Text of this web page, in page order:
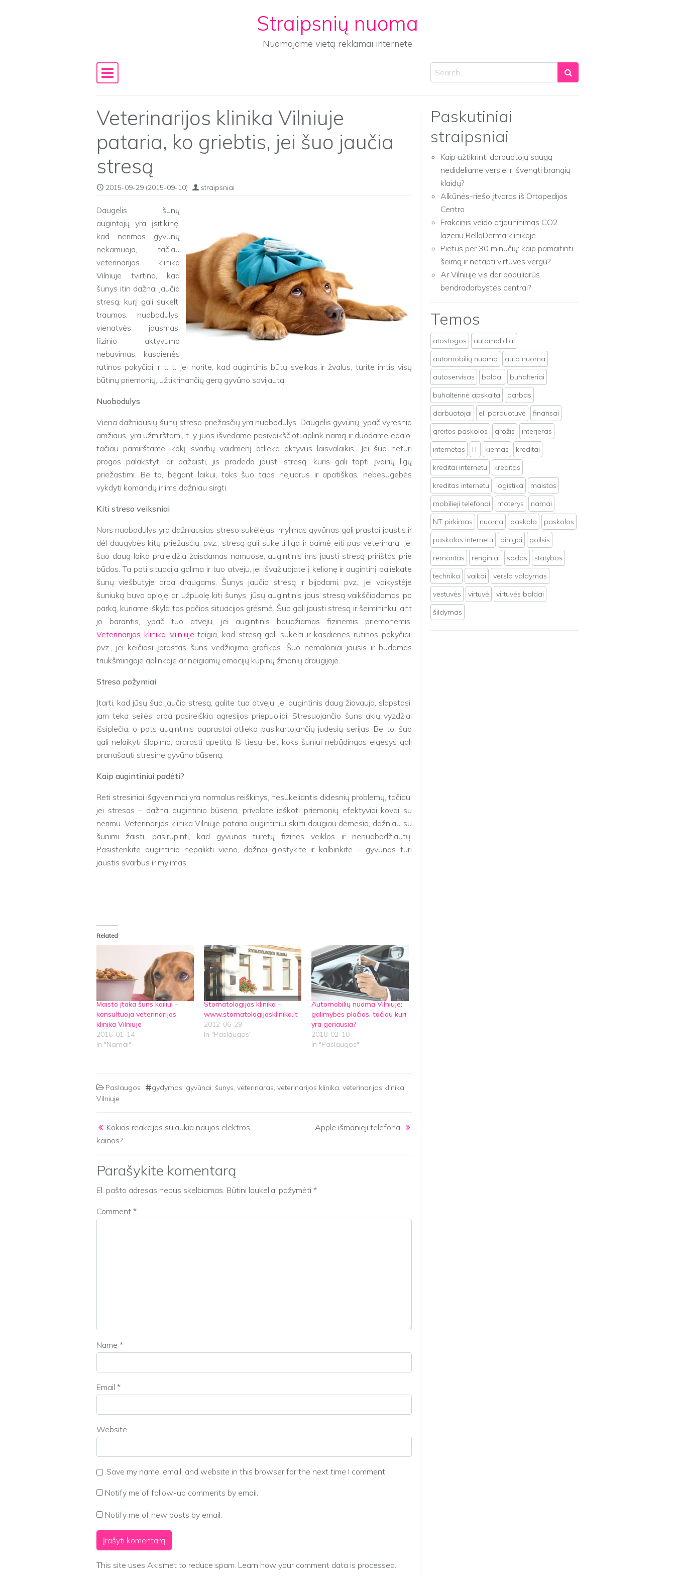
Straipsnių nuoma
Nuomojame vietą reklamai internete
Main Navigation
Search
Veterinarijos klinika Vilniuje
pataria, ko griebtis, jei šuo jaučia
stresą
2015-09-29 (2015-09-10) straipsniai
Daugelis šunų
augintojų yra įsitikinę,
kad nerimas gyvūnų
nekamuoja, tačiau
veterinarijos klinika
Vilniuje tvirtina, kad
šunys itin dažnai jaučia
stresą, kurį gali sukelti
traumos, nuobodulys,
vienatvės jausmas,
fizinio aktyvumo
nebuvimas, kasdienės
rutinos pokyčiai ir t. t. Jei norite, kad augintinis būtų sveikas ir žvalus, turite imtis visų
būtinų priemonių, užtikrinančių gerą gyvūno savijautą.
Nuobodulys
Viena dažniausių šunų streso priežasčių yra nuobodulys. Daugelis gyvūnų, ypač vyresnio
amžiaus, yra užmirštami, t. y. juos išvedame pasivaikščioti aplink namą ir duodame ėdalo,
tačiau pamirštame, kokį svarbų vaidmenį atlieka aktyvus laisvalaikis. Jei šuo neturi
progos palakstyti ar pažaisti, jis pradeda jausti stresą, kuris gali tapti įvairių ligų
priežastimi. Be to, bėgant laikui, toks šuo taps nejudrus ir apatiškas, nebesugebės
vykdyti komandų ir ims dažniau sirgti.
Kiti streso veiksniai
Nors nuobodulys yra dažniausias streso sukėlėjas, mylimas gyvūnas gali prastai jaustis ir
dėl daugybės kitų priežasčių, pvz., stresą gali sukelti liga ir baimė eiti pas veterinarą. Jei
šuo daug laiko praleidžia žaisdamas namuose, augintinis ims jausti stresą pririštas prie
būdos. Ta pati situacija galima ir tuo atveju, jei išvažiuojate į kelionę ir augintinį paliekate
šunų viešbutyje arba draugams. Šunys jaučia stresą ir bijodami, pvz., jei vaikystėje
šuniuką buvo aploję ar užpuolę kiti šunys, jūsų augintinis jaus stresą vaikščiodamas po
parką, kuriame iškyla tos pačios situacijos grėsmė. Šuo gali jausti stresą ir šeimininkui ant
jo barantis, ypač tuo atveju, jei augintinis baudžiamas fizinėmis priemonėmis.
Veterinarijos klinika Vilniuje teigia, kad stresą gali sukelti ir kasdienės rutinos pokyčiai,
pvz., jei keičiasi įprastas šuns vedžiojimo grafikas. Šuo nemaloniai jausis ir būdamas
triukšmingoje aplinkoje ar neigiamų emocijų kupinų žmonių draugijoje.
Streso požymiai
Įtarti, kad jūsų šuo jaučia stresą, galite tuo atveju, jei augintinis daug žiovauja, slapstosi,
jam teka seilės arba pasireiškia agresijos priepuoliai. Stresuojančio šuns akių vyzdžiai
išsiplečia, o pats augintinis paprastai atlieka pasikartojančių judesių serijas. Be to, šuo
gali nelaikyti šlapimo, prarasti apetitą. Iš tiesų, bet koks šuniui nebūdingas elgesys gali
pranašauti stresinę gyvūno būseną.
Kaip augintiniui padėti?
Reti stresiniai išgyvenimai yra normalus reiškinys, nesukeliantis didesnių problemų, tačiau,
jei stresas – dažna augintinio būsena, privalote ieškoti priemonių efektyviai kovai su
nerimu. Veterinarijos klinika Vilniuje pataria augintiniui skirti daugiau dėmesio, dažniau su
šunimi žaisti, pasirūpinti, kad gyvūnas turėtų fizinės veiklos ir nenuobodžiautų.
Pasistenkite augintinio nepalikti vieno, dažnai glostykite ir kalbinkite – gyvūnas turi
jaustis svarbus ir mylimas.
Related
Maisto įtaka šuns kailiui –
konsultuoja veterinarijos
klinika Vilniuje
2016-01-14
In "Namai"
Stomatologijos klinika –
www.stomatologijosklinika.lt
2012-06-29
In "Paslaugos"
Automobilių nuoma Vilniuje:
galimybės plačios, tačiau kuri
yra geriausia?
2018-02-10
In "Paslaugos"
Paslaugos gydymas, gyvūnai, šunys, veterinaras, veterinarijos klinika, veterinarijos klinika
Vilniuje
Post navigation
Kokios reakcijos sulaukia naujos elektros
kainos?
Apple išmanieji telefonai
Parašykite komentarą
El. pašto adresas nebus skelbiamas. Būtini laukeliai pažymėti *
Comment *
Name *
Email *
Website
Save my name, email, and website in this browser for the next time I comment
Notify me of follow-up comments by email.
Notify me of new posts by email.
This site uses Akismet to reduce spam. Learn how your comment data is processed.
Paskutiniai
straipsniai
Kaip užtikrinti darbuotojų saugą
nedideliame versle ir išvengti brangių
klaidų?
Alkūnės-riešo įtvaras iš Ortopedijos
Centro
Frakcinis veido atjauninimas CO2
lazeriu BellaDerma klinikoje
Pietūs per 30 minučių: kaip pamaitinti
šeimą ir netapti virtuvės vergu?
Ar Vilniuje vis dar populiarūs
bendradarbystės centrai?
Temos
atostogos
automobiliai
automobilių nuoma
auto nuoma
autoservisas
baldai
buhalteriai
buhalterinė apskaita
darbas
darbuotojai
el. parduotuvė
finansai
greitos paskolos
grožis
interjeras
internetas
IT kiemas
kreditai
kreditai internetu
kreditas
kreditas internetu
logistika
maistas
mobilieji telefonai
moterys
namai
NT pirkimas
nuoma paskola
paskolos
paskolos internetu
pinigai
poilsis
remontas
renginiai sodas
statybos
technika
vaikai
verslo valdymas
vestuvės
virtuvė
virtuvės baldai
šildymas